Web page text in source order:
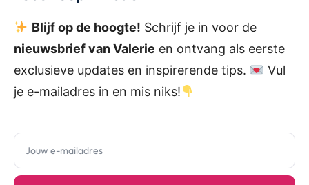
Blijf op de hoogte! Schrijf je in voor de
nieuwsbrief van Valerie en ontvang als eerste
exclusieve updates en inspirerende tips.
Vul
je e-mailadres in en mis niks!